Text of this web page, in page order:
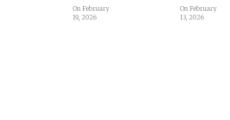
On February
19, 2026
On February
13, 2026